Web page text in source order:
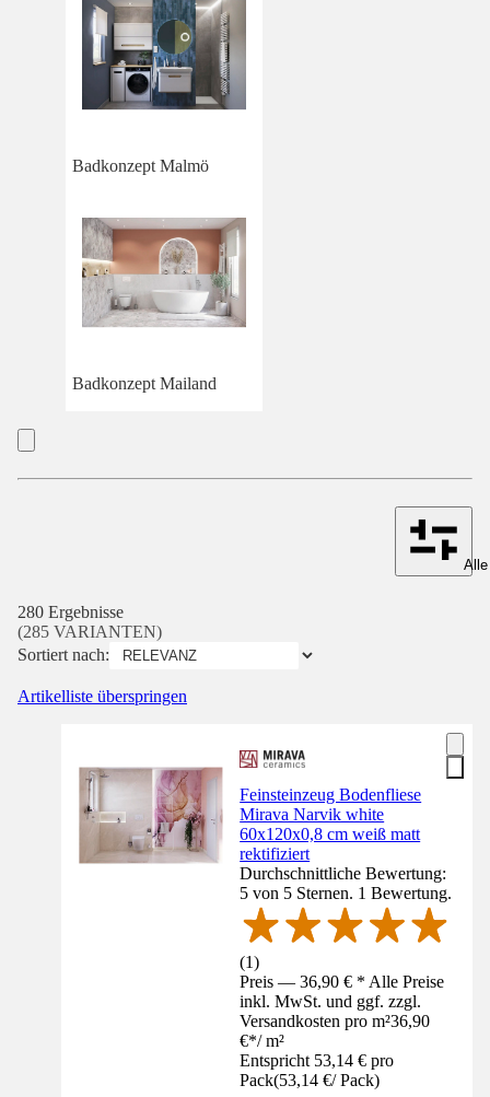
Badkonzept Malmö
Badkonzept Mailand
280 Ergebnisse
(285 VARIANTEN)
Sortiert nach:
Artikelliste überspringen
Feinsteinzeug Bodenfliese
Mirava Narvik white
60x120x0,8 cm weiß matt
rektifiziert
Durchschnittliche Bewertung:
5 von 5 Sternen. 1 Bewertung.
(1)
Preis — 36,90 € * Alle Preise
inkl. MwSt. und ggf. zzgl.
Versandkosten pro m²36,90
€*/ m²
Entspricht 53,14 € pro
Pack(53,14 €/ Pack)